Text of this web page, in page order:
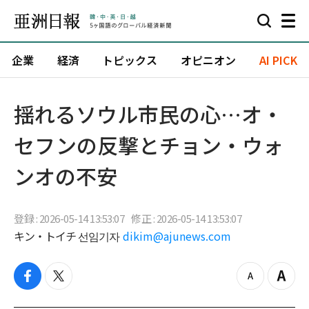
企業 経済 トピックス オピニオン AI PICK
揺れるソウル市民の心…オ・
セフンの反撃とチョン・ウォ
ンオの不安
登録 : 2026-05-14 13:53:07 修正 : 2026-05-14 13:53:07
キン・トイチ 선임기자 dikim@ajunews.com
f
t
z
Z